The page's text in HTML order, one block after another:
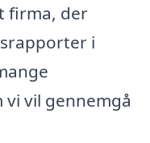
firma, der
i
vil gennemgå